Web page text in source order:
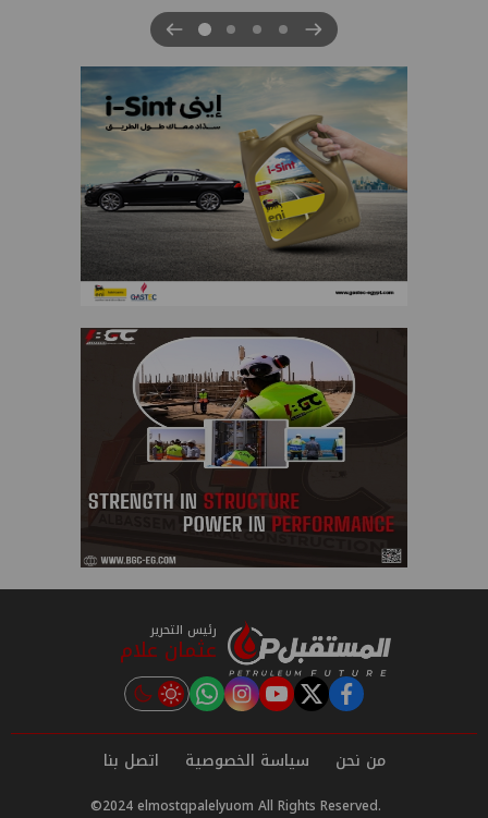
رئيس التحرير
عثمان علام
facebook
twitter
youtube
instagram
tiktok
من نحن سياسة الخصوصية اتصل بنا
©2024 elmostqpalelyuom All Rights Reserved.